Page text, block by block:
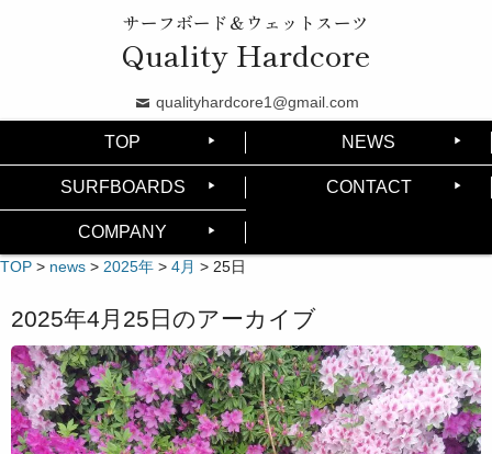
サーフボード＆ウェットスーツ
Quality Hardcore
qualityhardcore1@gmail.com
TOP NEWS
SURFBOARDS CONTACT
COMPANY
TOP > news > 2025年 > 4月 > 25日
2025年4月25日 のアーカイブ